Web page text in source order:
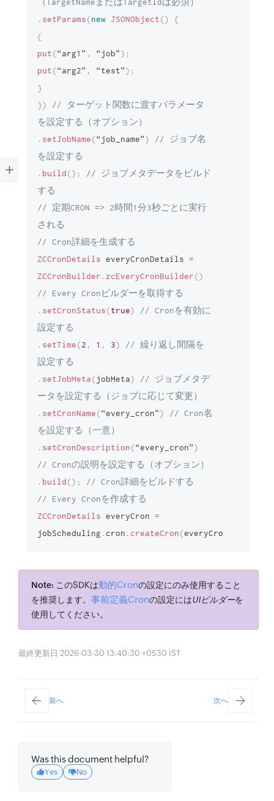
. setParams(new JSONObject()
{
{
put(“arg1” , “job”) ;
put(“arg2” , “test”) ;
}
})
// ターゲット関数に渡すパラメータ
を設定する（オプション）
. setJobName(“job_name”)
// ジョブ名
を設定する
. build() ;
// ジョブメタデータをビルド
する
// 定期CRON => 2時間1分3秒ごとに実行
される
// Cron詳細を生成する
ZCCronDetails everyCronDetails =
ZCCronBuilder . zcEveryCronBuilder()
// Every Cronビルダーを取得する
. setCronStatus(true)
// Cronを有効に
設定する
. setTime(2 , 1 , 3)
// 繰り返し間隔を
設定する
. setJobMeta( jobMeta)
// ジョブメタデ
ータを設定する（ジョブに応じて変更）
. setCronName(“every_cron”)
// Cron名
を設定する（一意）
. setCronDescription(“every_cron”)
// Cronの説明を設定する（オプション）
. build() ;
// Cron詳細をビルドする
// Every Cronを作成する
ZCCronDetails everyCron =
jobScheduling . cron . createCron(everyCronDetails
Note: このSDKは動的Cronの設定にのみ使用すること
を推奨します。 事前定義Cronの設定にはUIビルダーを
使用してください。
最終更新日 2026-03-30 13:40:30 +0530 IST
前へ 次へ
Was this document helpful?
Yes No